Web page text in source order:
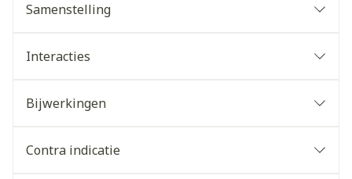
Samenstelling
Interacties
Bijwerkingen
Contra indicatie